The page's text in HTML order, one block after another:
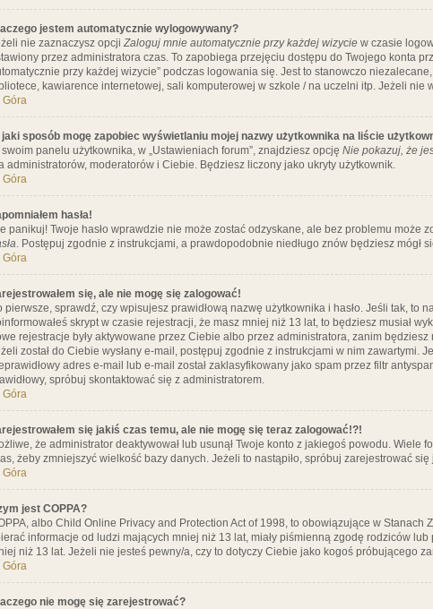
jestem automatycznie wylogowywany?
nie zaznaczysz opcji Zaloguj mnie automatycznie przy każdej wizycie w czasie
przez administratora czas. To zapobiega przejęciu dostępu do Twojego konta
przy każdej wizycie” podczas logowania się. Jest to stanowczo
kawiarence internetowej, sali komputerowej w szkole / na uczelni itp. Jeżeli nie
Góra
jaki sposób mogę zapobiec wyświetlaniu mojej nazwy użytkownika na liście
swoim panelu użytkownika, w „Ustawieniach forum”, znajdziesz opcję Nie pokazuj, że
administratorów, moderatorów i Ciebie. Będziesz liczony jako ukryty użytkownik.
Góra
hasła!
panikuj! Twoje hasło wprawdzie nie może zostać odzyskane, ale bez problemu
. Postępuj zgodnie z instrukcjami, a prawdopodobnie niedługo znów będziesz mógł
Góra
się, ale nie mogę się zalogować!
pierwsze, sprawdź, czy wpisujesz prawidłową nazwę użytkownika i hasło. Jeśli tak, to
skrypt w czasie rejestracji, że masz mniej niż 13 lat, to będziesz musiał
rejestracje były aktywowane przez Ciebie albo przez administratora, zanim
został do Ciebie wysłany e-mail, postępuj zgodnie z instrukcjami w nim zawartymi.
adres e-mail lub e-mail został zaklasyfikowany jako spam przez filtr
spróbuj skontaktować się z administratorem.
Góra
się jakiś czas temu, ale nie mogę się teraz zalogować!?!
że administrator deaktywował lub usunął Twoje konto z jakiegoś powodu.
żeby zmniejszyć wielkość bazy danych. Jeżeli to nastąpiło, spróbuj zarejestrować
Góra
jest COPPA?
albo Child Online Privacy and Protection Act of 1998, to obowiązujące w
informacje od ludzi mających mniej niż 13 lat, miały piśmienną zgodę rodziców
niż 13 lat. Jeżeli nie jesteś pewny/a, czy to dotyczy Ciebie jako kogoś próbującego
Góra
nie mogę się zarejestrować?